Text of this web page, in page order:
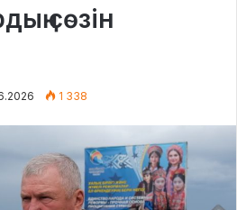
сөзін
1 338